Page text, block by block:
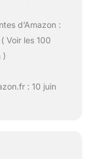
d’Amazon :
Voir les 100
)
: 10 juin